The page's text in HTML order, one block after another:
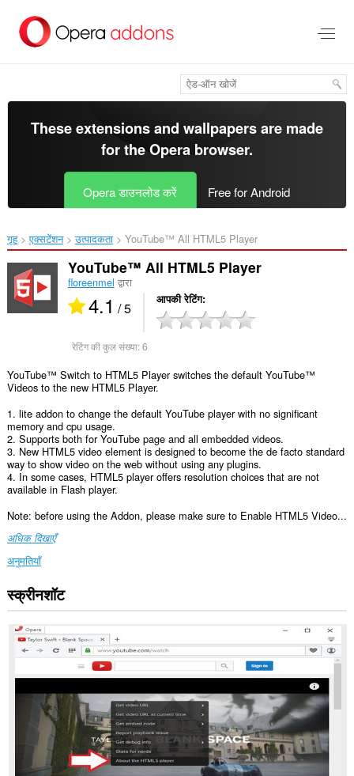
सामग्री
These extensions and wallpapers are made
for theOpera browser.
Opera डाउनलोड करें Free for Android
गृह एक्सटेंशन उत्पादकता YouTube™ All HTML5 Player‎
YouTube™ All HTML5 Player
floreenmel द्वारा
4.1 / 5 आपकी रेटिंग
रेटिंग की कुल संख्या:6
YouTube™ Switch to HTML5 Player switches the default YouTube™
Videos to the new HTML5 Player.
1. lite addon to change the default YouTube player with no significant
memory and cpu usage.
2. Supports both for YouTube page and all embedded videos.
3. New HTML5 video element is designed to become the de facto standard
way to show video on the web without using any plugins.
4. In some cases, HTML5 player offers resolution choices that are not
available in Flash player.
Note: before using the Addon, please make sure to Enable HTML5 Video...
अधिक दिखाएँ
अनुमतियाँ
यह
एक्सटेंशन
वेबसाइट
तक
पहुँच
स्क्रीनशॉट